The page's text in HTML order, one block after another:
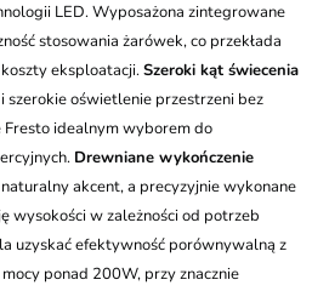
LED. Wyposażona zintegrowane
stosowania żarówek, co przekłada
eksploatacji.Szeroki kąt świecenia
oświetlenie przestrzeni bez
Fresto idealnym wyborem do
Drewniane wykończenie
akcent, a precyzyjnie wykonane
wysokości w zależności od potrzeb
uzyskać efektywność porównywalną z
ponad 200W, przy znacznie